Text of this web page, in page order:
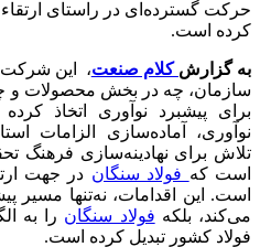
حرکت گسترده‌ای در راستای ارتقاء
کرده است.
به گزارش کلام صنعت، این شرکت
سازمان، چه در بخش محصولات و
برای پیشبرد نوآوری اتخاذ
تلاش برای نهادینه‌سازی فرهنگ
است که فولاد سنگان در جهت
است. این اقدامات، نه‌تنها مسیر
می‌کند، بلکه فولاد سنگان را به
فولاد کشور تبدیل کرده است.